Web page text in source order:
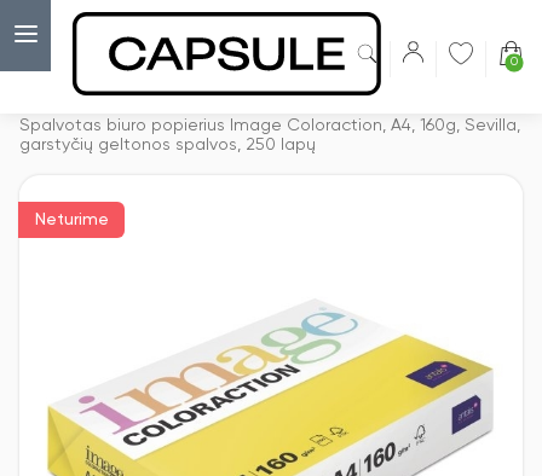
0
Spalvotas biuro popierius Image Coloraction, A4, 160g, Sevilla,
garstyčių geltonos spalvos, 250 lapų
Neturime